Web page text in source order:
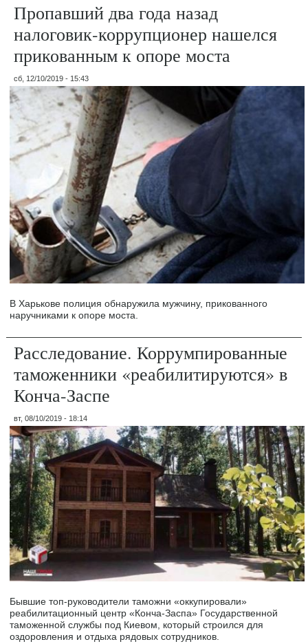
Пропавший два года назад
налоговик-коррупционер нашелся
прикованным к опоре моста
сб, 12/10/2019 - 15:43
В Харькове полиция обнаружила мужчину, прикованного
наручниками к опоре моста.
Расследование. Коррумпированные
таможенники «реабилитируются» в
Конча-Заспе
вт, 08/10/2019 - 18:14
Бывшие топ-руководители таможни «оккупировали»
реабилитационный центр «Конча-Заспа» Государственной
таможенной службы под Киевом, который строился для
оздоровления и отдыха рядовых сотрудников.